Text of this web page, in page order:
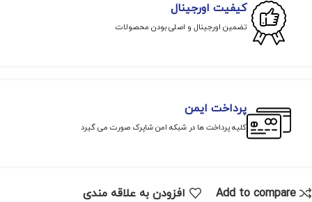
کیفیت اورجینال
تضمین اورجینال و اصلی بودن محصولات
پرداخت ایمن
کلیه پرداخت ها در شبکه امن شاپرک صورت می گیرد
Add to compare افزودن به علاقه مندی